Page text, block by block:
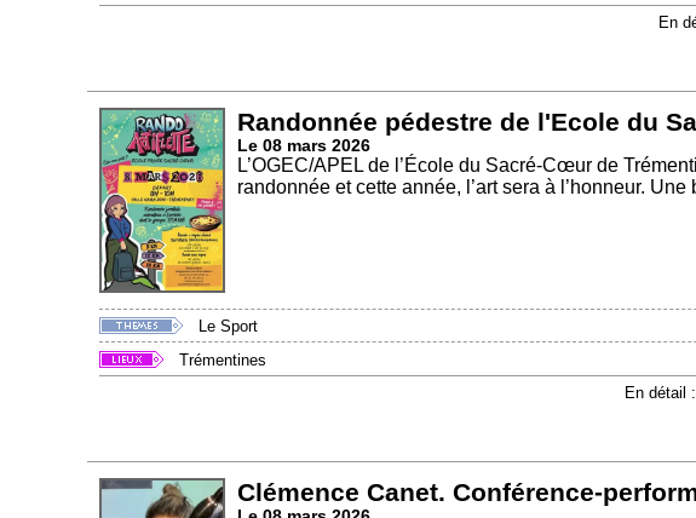
En
Randonnée pédestre de l'Ecole du
Le 08 mars 2026
L’OGEC/APEL de l’École du Sacré-Cœur de
randonnée et cette année, l’art sera à l’honneur. Une
Le Sport
Trémentines
En détail
Clémence Canet. Conférence-